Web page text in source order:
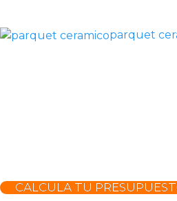
parquet
CALCULA TU